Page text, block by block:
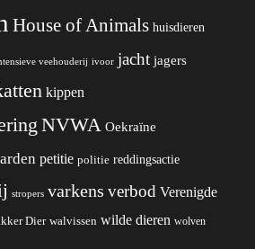
House of Animals huisdieren
veehouderij ivoor jacht jagers
kippen
NVWA Oekraïne
petitie politie reddingsactie
stropers varkens verbod Verenigde
Dier walvissen wilde dieren wolven